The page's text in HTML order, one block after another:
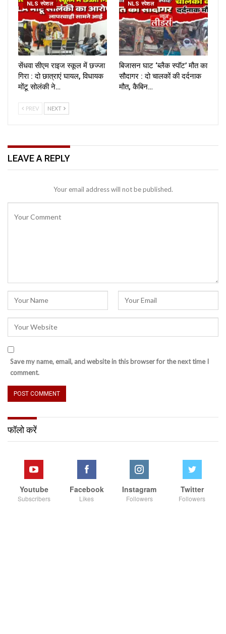
NLS स्पेशल
सेंधवा सीएम राइज स्कूल में छज्जा
गिरा : दो छात्राएं घायल, विधायक
मोंटू सोलंकी ने…
NLS स्पेशल
बिजासन घाट ‘ब्लैक स्पॉट’ मौत का
सौदागर : दो चालकों की दर्दनाक
मौत, कैबिन…
PREV NEXT
LEAVE A REPLY
Your email address will not be published.
Save my name, email, and website in this browser for the next time I
comment.
फॉलो करें
Youtube
Subscribers
Facebook
Likes
Instagram
Followers
Twitter
Followers